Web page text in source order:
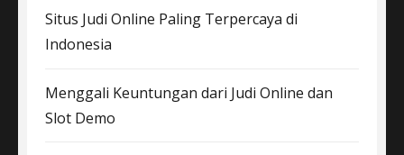
Situs Judi Online Paling Terpercaya di
Indonesia
Menggali Keuntungan dari Judi Online dan
Slot Demo